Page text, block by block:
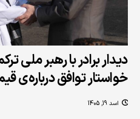
دیدار برادر با رهبر ملی
خواستار توافق درباره‌‌ی
اسد 19, 1405